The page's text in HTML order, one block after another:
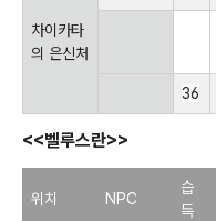
차이카타
의 은신처
36
<<벨루스란>>
위치 NPC
습
득